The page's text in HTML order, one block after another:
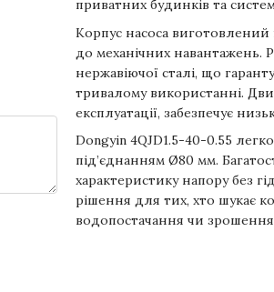
приватних будинків та
Корпус насоса виготовлений
до механічних навантажень.
нержавіючої сталі, що
тривалому використанні.
експлуатації, забезпечує
Dongyin 4QJD1.5-40-0.55
під’єднанням Ø80 мм.
характеристику напору без
рішення для тих, хто шукає
водопостачання чи